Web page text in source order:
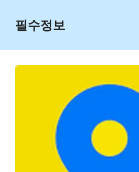
content
필수정보